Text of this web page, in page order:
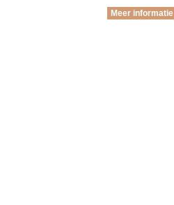
Meer informatie